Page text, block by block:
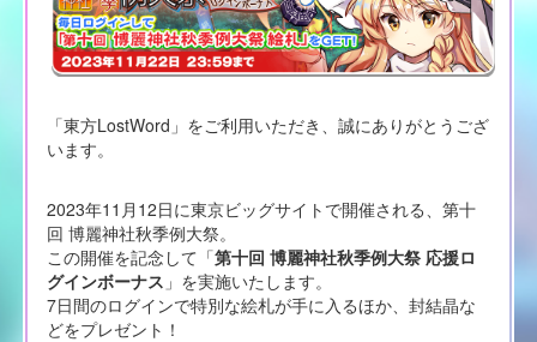
「東方LostWord」をご利用いただき、誠にありがとうござ
います。
2023年11月12日に東京ビッグサイトで開催される、第十
回 博麗神社秋季例大祭。
この開催を記念して「第十回 博麗神社秋季例大祭 応援ロ
グインボーナス 」を実施いたします。
7日間のログインで特別な絵札が手に入るほか、封結晶な
どをプレゼント！